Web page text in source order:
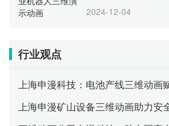
2024-12-04
行业观点